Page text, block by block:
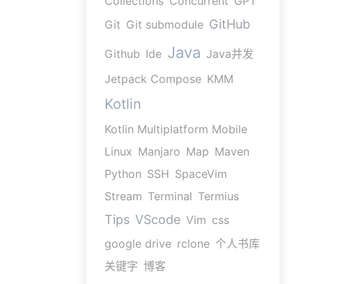
Git Git submodule GitHub
Github Ide Java Java并发
Jetpack Compose KMM
Kotlin
Kotlin Multiplatform Mobile
Linux Manjaro Map Maven
Python SSH SpaceVim
Stream Terminal Termius
Tips VScode Vim css
google drive rclone 个人书库
关键字 博客